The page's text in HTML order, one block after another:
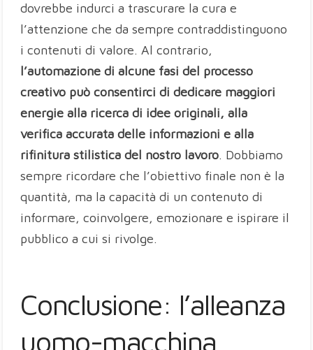
dovrebbe indurci a trascurare la cura e
l’attenzione che da sempre contraddistinguono
i contenuti di valore. Al contrario,
l’automazione di alcune fasi del processo
creativo può consentirci di dedicare maggiori
energie alla ricerca di idee originali, alla
verifica accurata delle informazioni e alla
rifinitura stilistica del nostro lavoro. Dobbiamo
sempre ricordare che l’obiettivo finale non è la
quantità, ma la capacità di un contenuto di
informare, coinvolgere, emozionare e ispirare il
pubblico a cui si rivolge.
Conclusione: l’alleanza
uomo-macchina